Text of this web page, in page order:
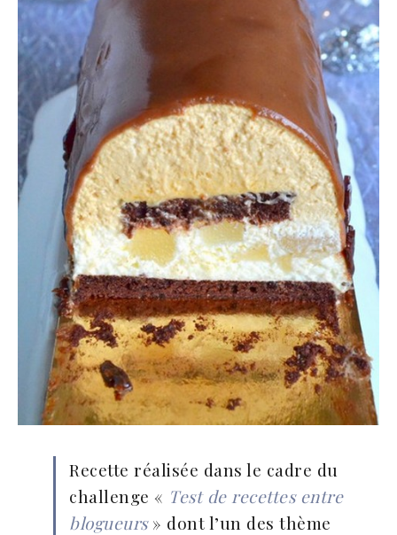
Recette réalisée dans le cadre du
challenge « Test de recettes entre
blogueurs» dont l’un des thème